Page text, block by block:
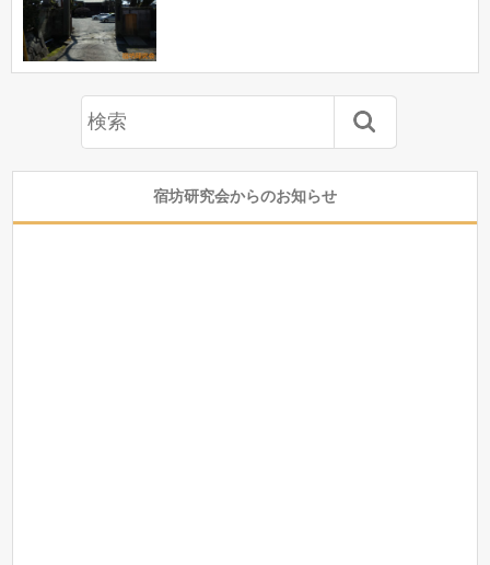
宿坊研究会からのお知らせ